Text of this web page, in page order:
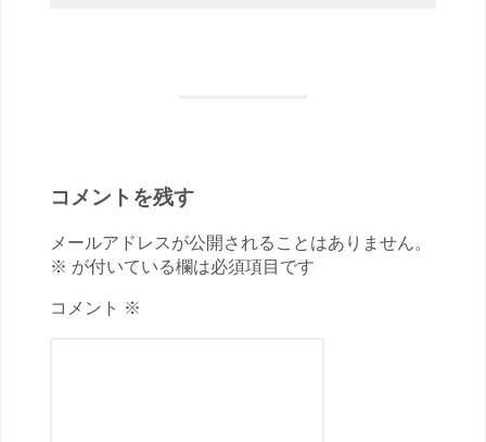
コメントを残す
メールアドレスが公開されることはありません。
※ が付いている欄は必須項目です
コメント ※